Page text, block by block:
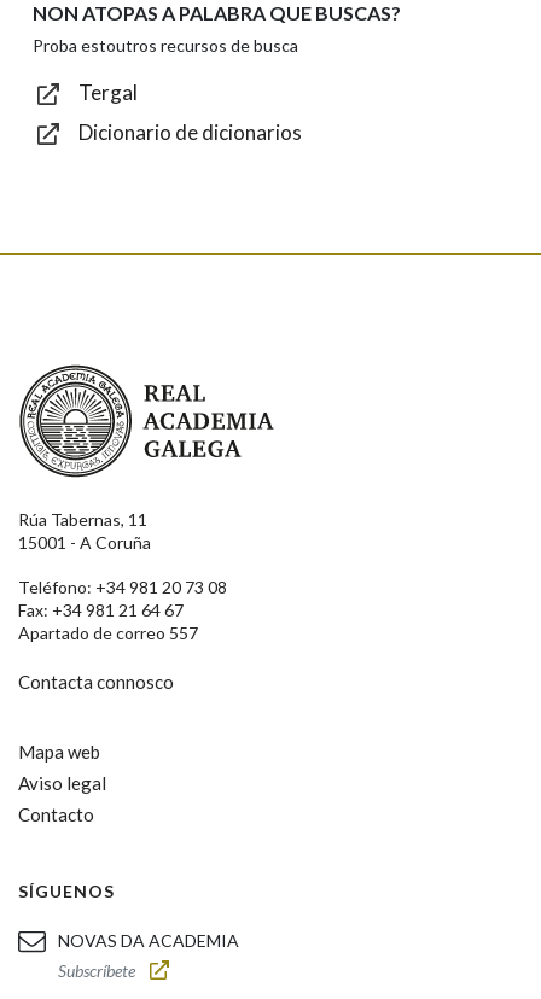
Texto de verificación
NON ATOPAS A PALABRA QUE BUSCAS?
Proba estoutros recursos de busca
Tergal
Dicionario de dicionarios
Real Academia Galega
Rúa Tabernas, 11
15001 - A Coruña
Teléfono: +34 981 20 73 08
Fax: +34 981 21 64 67
Apartado de correo 557
Contacta connosco
Mapa web
Aviso legal
Contacto
SÍGUENOS
NOVAS DA ACADEMIA
Subscríbete